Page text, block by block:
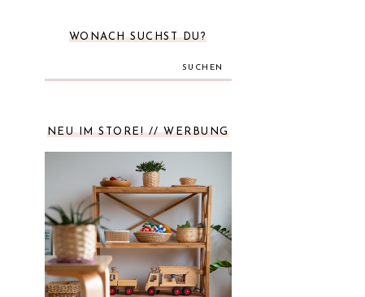
WONACH SUCHST DU?
SUCHEN
NEU IM STORE! // WERBUNG